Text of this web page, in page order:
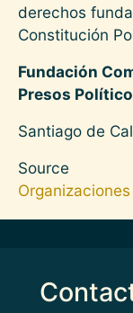
derechos
Constitución
Fundación
Presos
Santiago de
Source